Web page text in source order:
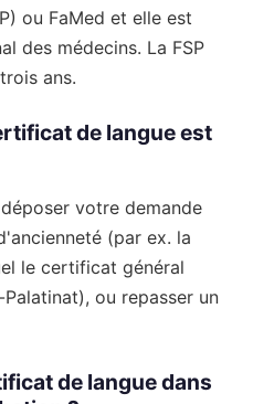
ou FaMed et elle est
des médecins. La FSP
ans.
de langue est
votre demande
(par ex. la
le certificat général
ou repasser un
de langue dans